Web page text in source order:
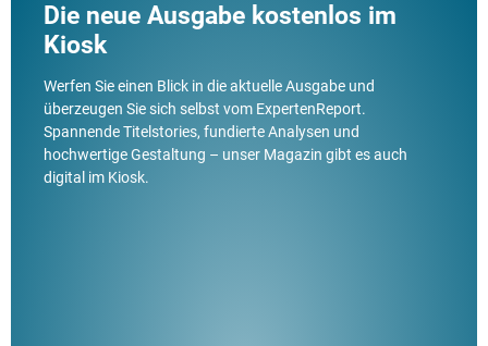
Die neue Ausgabe kostenlos im
Kiosk
Werfen Sie einen Blick in die aktuelle Ausgabe und
überzeugen Sie sich selbst vom ExpertenReport.
Spannende Titelstories, fundierte Analysen und
hochwertige Gestaltung – unser Magazin gibt es auch
digital im Kiosk.